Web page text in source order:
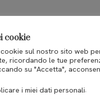
cookie
sul nostro sito web
ricordando le tue
su "Accetta",
i miei dati personali.